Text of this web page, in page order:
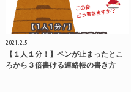
2021.2.5
【１人１分！】ペンが止まったとこ
ろから３倍書ける連絡帳の書き方